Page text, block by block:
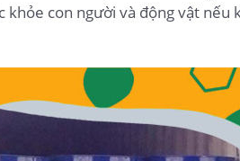
con người và động vật nếu